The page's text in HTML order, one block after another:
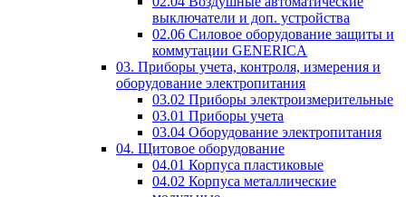
выключатели и доп. устройства
02.06 Силовое оборудование защиты и
коммутации GENERICA
03. Приборы учета, контроля, измерения и
оборудование электропитания
03.02 Приборы электроизмерительные
03.01 Приборы учета
03.04 Оборудование электропитания
04. Щитовое оборудование
04.01 Корпуса пластиковые
04.02 Корпуса металлические